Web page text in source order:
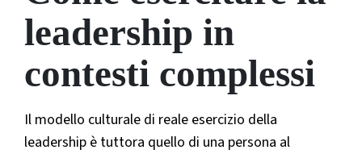
leadership in
contesti complessi
Il modello culturale di reale esercizio della
leadership è tuttora quello di una persona al